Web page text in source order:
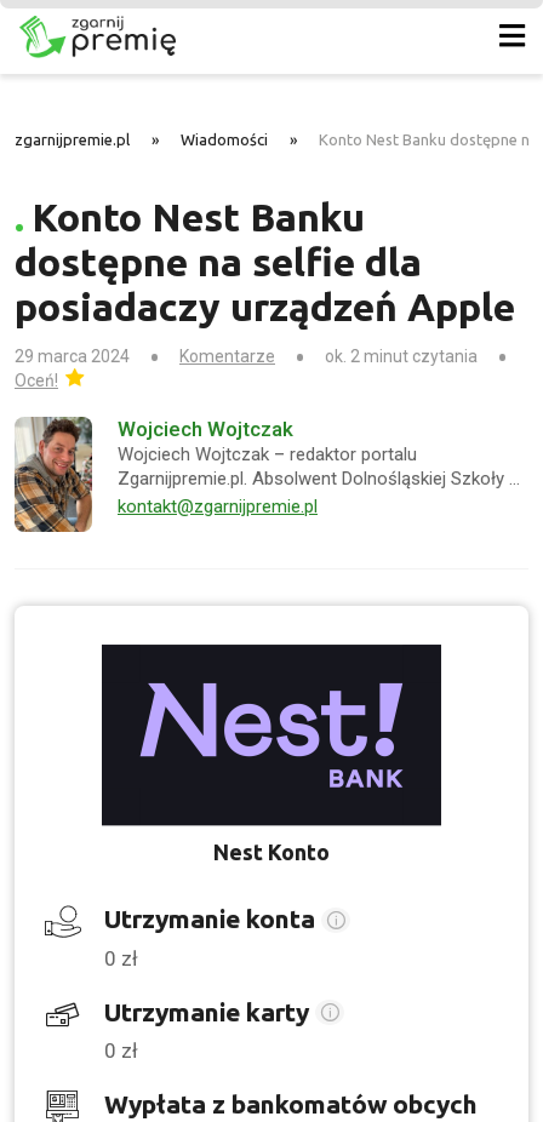
zgarnijpremie.pl » Wiadomości » Konto Nest Banku dostępne
Konto Nest Banku
dostępne na selfie dla
posiadaczy urządzeń Apple
29 marca 2024 Komentarze
ok. 2 minut czytania
Oceń!
Wojciech Wojtczak
Wojciech Wojtczak – redaktor portalu
Zgarnijpremie.pl. Absolwent Dolnośląskiej Szkoły …
kontakt@zgarnijpremie.pl
Nest Konto
Utrzymanie konta
0 zł
Utrzymanie karty
0 zł
Wypłata z bankomatów obcych